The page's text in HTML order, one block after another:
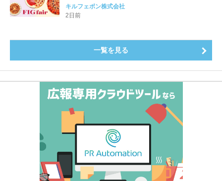
をたっぷりと。新作を含め、イチジク尽くしの全4種が
登場8月20日（木）スタート
キルフェボン株式会社
2日前
一覧を見る